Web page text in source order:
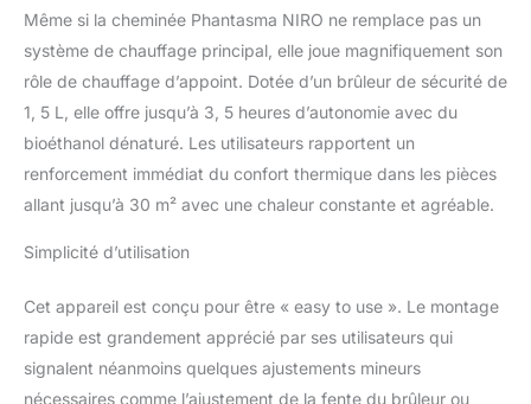
Même si la cheminée Phantasma NIRO ne remplace pas un
système de chauffage principal, elle joue magnifiquement son
rôle de chauffage d’appoint. Dotée d’un brûleur de sécurité de
1, 5 L, elle offre jusqu’à 3, 5 heures d’autonomie avec du
bioéthanol dénaturé. Les utilisateurs rapportent un
renforcement immédiat du confort thermique dans les pièces
allant jusqu’à 30 m² avec une chaleur constante et agréable.
Simplicité d’utilisation
Cet appareil est conçu pour être « easy to use ». Le montage
rapide est grandement apprécié par ses utilisateurs qui
signalent néanmoins quelques ajustements mineurs
nécessaires comme l’ajustement de la fente du brûleur ou